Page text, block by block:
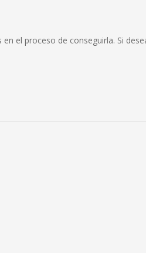
el proceso de conseguirla. Si